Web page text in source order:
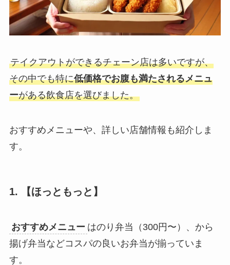
テイクアウトができるチェーン店は多いですが、
その中でも特に低価格でお腹も満たされるメニュ
ーがある飲食店を選びました。
おすすめメニューや、詳しい店舗情報も紹介しま
す。
1. 【ほっともっと】
おすすめメニュー はのり弁当（300円〜）、から
揚げ弁当などコスパの良いお弁当が揃っていま
す。